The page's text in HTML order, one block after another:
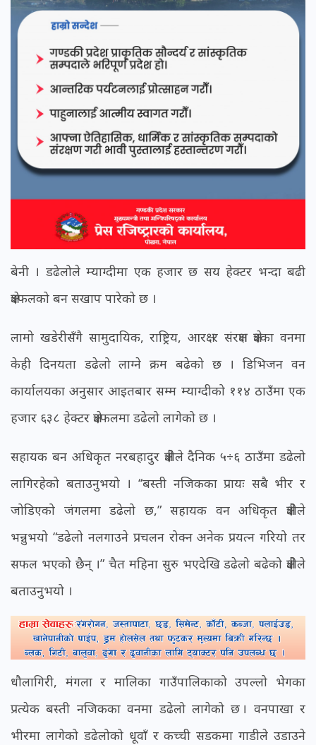
बेनी । डढेलोले म्याग्दीमा एक हजार छ सय हेक्टर भन्दा बढी
क्षेत्रफलको बन सखाप पारेको छ ।
लामो खडेरीसँगै सामुदायिक, राष्ट्रिय, आरक्ष र संरक्षण क्षेत्रका वनमा
केही दिनयता डढेलो लाग्ने क्रम बढेको छ । डिभिजन वन
कार्यालयका अनुसार आइतबार सम्म म्याग्दीको ११४ ठाउँमा एक
हजार ६३८ हेक्टर क्षेत्रफलमा डढेलो लागेको छ ।
सहायक बन अधिकृत नरबहादुर क्षेत्रीले दैनिक ५÷६ ठाउँमा डढेलो
लागिरहेको बताउनुभयो । ‘‘बस्ती नजिकका प्रायः सबै भीर र
जोडिएको जंगलमा डढेलो छ,” सहायक वन अधिकृत क्षेत्रीले
भन्नुभयो “डढेलो नलगाउने प्रचलन रोक्न अनेक प्रयत्न गरियो तर
सफल भएको छैन् ।” चैत महिना सुरु भएदेखि डढेलो बढेको क्षेत्रीले
बताउनुभयो ।
धौलागिरी, मंगला र मालिका गाउँपालिकाको उपल्लो भेगका
प्रत्येक बस्ती नजिकका वनमा डढेलो लागेको छ । वनपाखा र
भीरमा लागेको डढेलोको धूवाँ र कच्ची सडकमा गाडीले उडाउने